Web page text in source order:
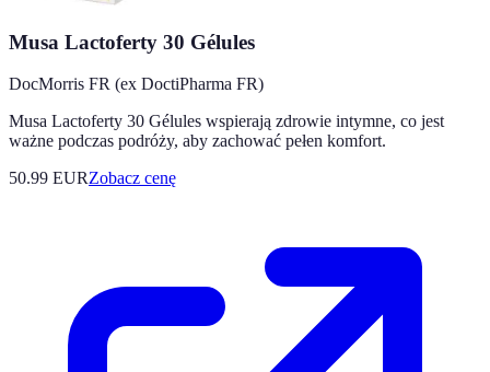
Musa Lactoferty 30 Gélules
DocMorris FR (ex DoctiPharma FR)
Musa Lactoferty 30 Gélules wspierają zdrowie intymne, co jest
ważne podczas podróży, aby zachować pełen komfort.
50.99 EURZobacz cenę